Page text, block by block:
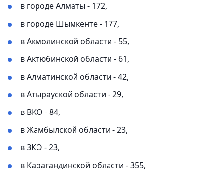
в городе Алматы - 172,
в городе Шымкенте - 177,
в Акмолинской области - 55,
в Актюбинской области - 61,
в Алматинской области - 42,
в Атырауской области - 29,
в ВКО - 84,
в Жамбылской области - 23,
в ЗКО - 23,
в Карагандинской области - 355,